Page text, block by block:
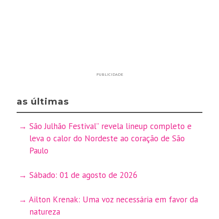
PUBLICIDADE
as últimas
São Julhão Festival” revela lineup completo e
leva o calor do Nordeste ao coração de São
Paulo
Sábado: 01 de agosto de 2026
Ailton Krenak: Uma voz necessária em favor da
natureza